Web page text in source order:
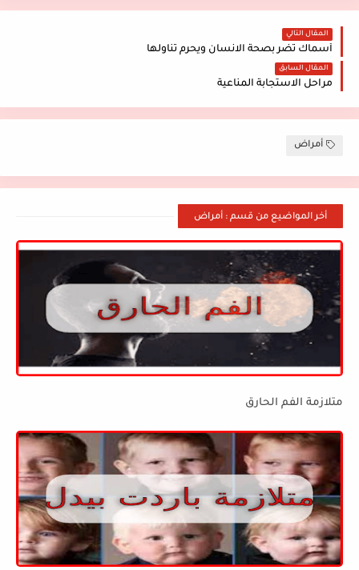
المقال التالي
أسماك تضر بصحة الانسان ويحرم تناولها
المقال السابق
مراحل الاستجابة المناعية
أمراض
أخر المواضيع من قسم : أمراض
متلازمة الفم الحارق